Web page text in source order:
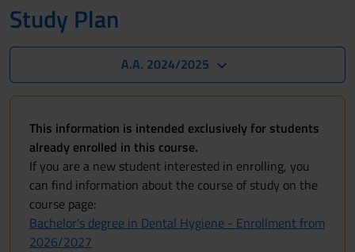
Study Plan
A.A. 2024/2025
This information is intended exclusively for students
already enrolled in this course.
If you are a new student interested in enrolling, you
can find information about the course of study on the
course page:
Bachelor's degree in Dental Hygiene - Enrollment from
2026/2027